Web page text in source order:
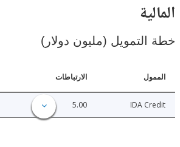
(مليون دولار)
الارتباطات
IDA